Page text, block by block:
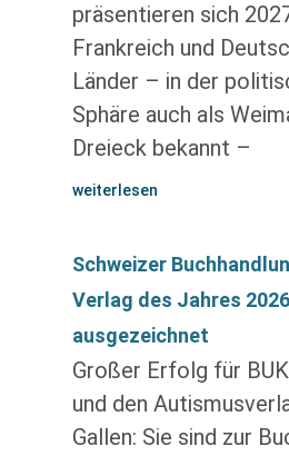
präsentieren sich
Frankreich und
Länder – in der
Sphäre auch als
Dreieck bekannt –
weiterlesen
Schweizer
Verlag des Jahres 2026
ausgezeichnet
Großer Erfolg für
und den
Gallen: Sie sind zur